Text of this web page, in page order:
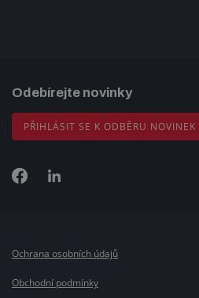
Odebírejte novinky
PŘIHLÁSIT SE K ODBĚRU NOVINEK
Ochrana osobních údajů
Obchodní podmínky